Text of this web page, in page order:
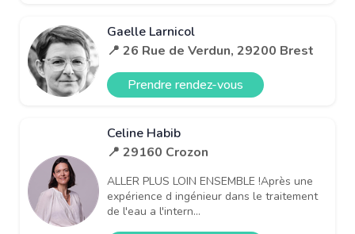
Gaelle Larnicol
📍 26 Rue de Verdun, 29200 Brest
Prendre rendez-vous
Celine Habib
📍 29160 Crozon
ALLER PLUS LOIN ENSEMBLE !Après une
expérience d ingénieur dans le traitement
de l'eau a l'intern...